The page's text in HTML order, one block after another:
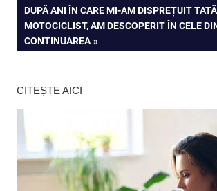
articole
NEXT
POST:
DUPĂ ANI ÎN CARE MI-AM DISPREȚUIT
MOTOCICLIST, AM DESCOPERIT ÎN CELE
CONTINUAREA